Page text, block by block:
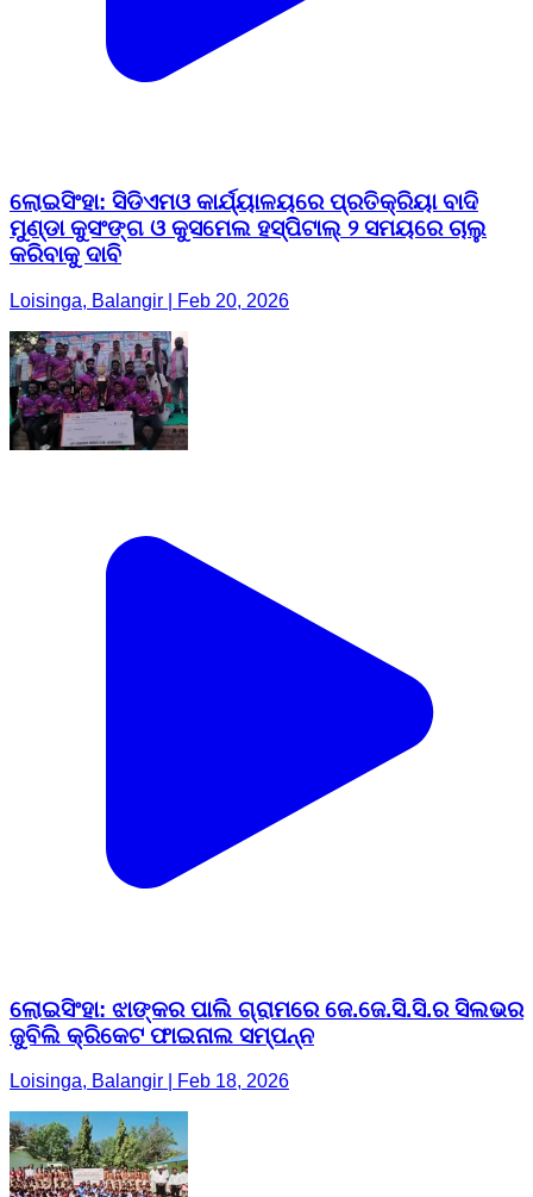
ଲୋଇସିଂହା: ସିଡିଏମଓ କାର୍ଯ୍ୟାଳୟରେ ପ୍ରତିକ୍ରିୟା ବାଦି
ମୁଣ୍ଡା କୁସଂଙ୍ଗ ଓ କୁସମେଲ ହସ୍ପିଟାଲ୍ ୨ ସମୟରେ ଚାଲୁ
କରିବାକୁ ଦାବି
Loisinga, Balangir | Feb 20, 2026
ଲୋଇସିଂହା: ଝାଙ୍କର ପାଲି ଗ୍ରାମରେ ଜେ.ଜେ.ସି.ସି.ର ସିଲଭର
ଜୁବିଲି କ୍ରିକେଟ ଫାଇନାଲ ସମ୍ପନ୍ନ
Loisinga, Balangir | Feb 18, 2026